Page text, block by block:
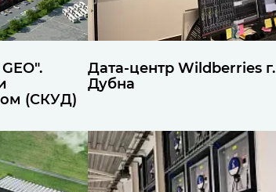
(СКУД)
Дата-центр Wildberries г.
Дубна